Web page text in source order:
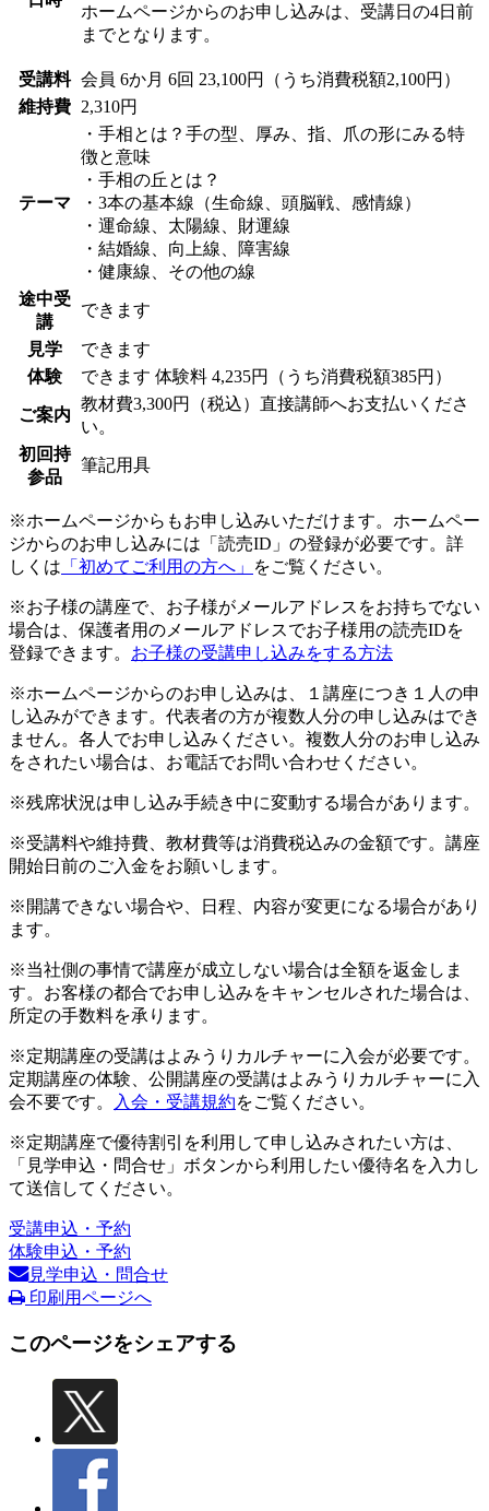
ホームページからのお申し込みは、受講日の4日前
までとなります。
受講料 会員 6か月 6回 23,100円（うち消費税額2,100円）
維持費
2,310円
テーマ
・手相とは？手の型、厚み、指、爪の形にみる特
徴と意味
・手相の丘とは？
・3本の基本線（生命線、頭脳戦、感情線）
・運命線、太陽線、財運線
・結婚線、向上線、障害線
・健康線、その他の線
途中受
講
できます
見学
できます
体験
できます 体験料 4,235円（うち消費税額385円）
ご案内
教材費3,300円（税込）直接講師へお支払いくださ
い。
初回持
参品
筆記用具
※ホームページからもお申し込みいただけます。ホームペー
ジからのお申し込みには「読売ID」の登録が必要です。詳
しくは 「初めてご利用の方へ」 をご覧ください。
※お子様の講座で、お子様がメールアドレスをお持ちでない
場合は、保護者用のメールアドレスでお子様用の読売IDを
登録できます。 お子様の受講申し込みをする方法
※ホームページからのお申し込みは、１講座につき１人の申
し込みができます。代表者の方が複数人分の申し込みはでき
ません。各人でお申し込みください。複数人分のお申し込み
をされたい場合は、お電話でお問い合わせください。
※残席状況は申し込み手続き中に変動する場合があります。
※受講料や維持費、教材費等は消費税込みの金額です。講座
開始日前のご入金をお願いします。
※開講できない場合や、日程、内容が変更になる場合があり
ます。
※当社側の事情で講座が成立しない場合は全額を返金しま
す。お客様の都合でお申し込みをキャンセルされた場合は、
所定の手数料を承ります。
※定期講座の受講はよみうりカルチャーに入会が必要です。
定期講座の体験、公開講座の受講はよみうりカルチャーに入
会不要です。
入会・受講規約をご覧ください。
※定期講座で優待割引を利用して申し込みされたい方は、
「見学申込・問合せ」ボタンから利用したい優待名を入力し
て送信してください。
受講申込・予約
体験申込・予約
見学申込・問合せ
印刷用ページへ
このページをシェアする